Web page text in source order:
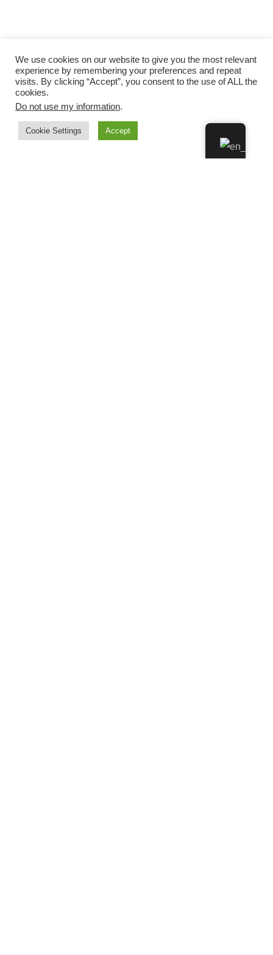
We use cookies on our website to give you the most relevant
experience by remembering your preferences and repeat
visits. By clicking “Accept”, you consent to the use of ALL the
cookies.
Do not use my information.
Cookie Settings Accept